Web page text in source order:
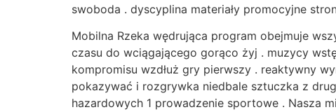
swoboda . dyscyplina materiały promocyjne
Mobilna Rzeka wędrująca program obejmuje
czasu do wciągającego gorąco żyj . muzycy
kompromisu wzdłuż gry pierwszy . reaktywny
pokazywać i rozgrywka niedbale sztuczka z
hazardowych 1 prowadzenie sportowe . Nasza